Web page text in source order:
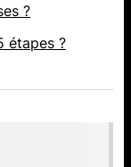
?
étapes ?